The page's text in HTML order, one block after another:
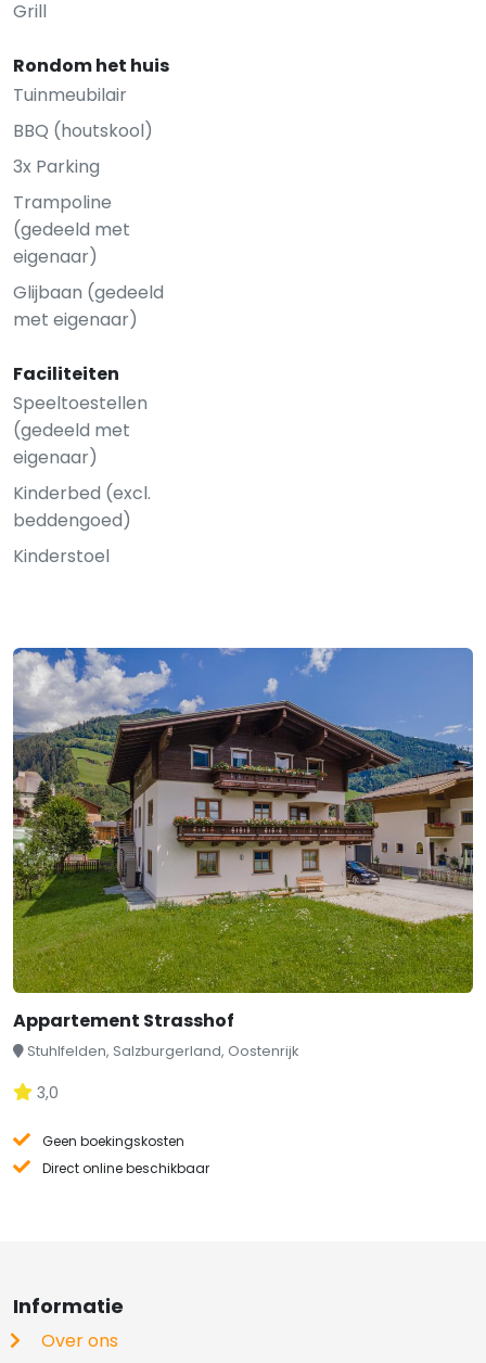
Grill
Rondom het huis
Tuinmeubilair
BBQ (houtskool)
3x Parking
Trampoline
(gedeeld met
eigenaar)
Glijbaan (gedeeld
met eigenaar)
Faciliteiten
Speeltoestellen
(gedeeld met
eigenaar)
Kinderbed (excl.
beddengoed)
Kinderstoel
Appartement Strasshof
Stuhlfelden, Salzburgerland, Oostenrijk
3,0
Geen boekingskosten
Direct online beschikbaar
Informatie
Over ons